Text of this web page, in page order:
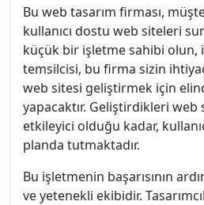
Bu web tasarım firması,
kullanıcı dostu web siteleri
küçük bir işletme sahibi
temsilcisi, bu firma sizin
web sitesi geliştirmek için
yapacaktır. Geliştirdikleri web
etkileyici olduğu kadar,
planda tutmaktadır.
Bu işletmenin başarısının
ve yetenekli ekibidir.